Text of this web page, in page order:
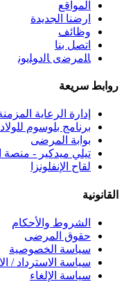
المواقع
ارضنا الجديدة
وظائف
اتصل بنا
ﺎﻠﻣﺮﺿﻯ ﺎﻟﺩﻮﻠﻳﻮﻧ
روابط سريعة
إدارة الرعاية
برنامج بلوسوم
بوابة المرضى
تيلي ميدكير - منصة
لقاح الإنفلونزا
القانونية
الشروط والأحكام
حقوق المرضى
سياسة الخصوصية
سياسة الاسترداد /
سياسة الإلغاء